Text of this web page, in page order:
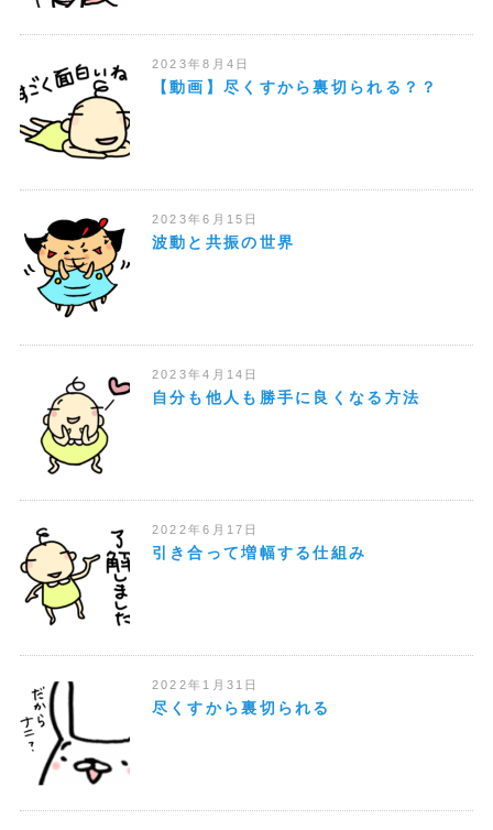
2023年8月4日
【動画】尽くすから裏切られる？？
2023年6月15日
波動と共振の世界
2023年4月14日
自分も他人も勝手に良くなる方法
2022年6月17日
引き合って増幅する仕組み
2022年1月31日
尽くすから裏切られる